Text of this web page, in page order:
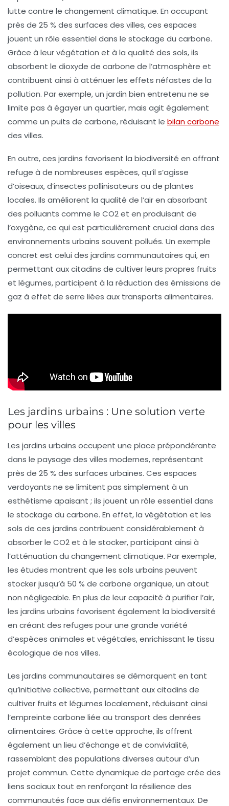
lutte contre le changement climatique. En occupant
près de 25 % des surfaces des villes, ces espaces
jouent un rôle essentiel dans le stockage du carbone.
Grâce à leur végétation et à la qualité des sols, ils
absorbent le dioxyde de carbone de l’atmosphère et
contribuent ainsi à atténuer les effets néfastes de la
pollution. Par exemple, un jardin bien entretenu ne se
limite pas à égayer un quartier, mais agit également
comme un puits de carbone, réduisant le bilan carbone
des villes.
En outre, ces jardins favorisent la biodiversité en offrant
refuge à de nombreuses espèces, qu’il s’agisse
d’oiseaux, d’insectes pollinisateurs ou de plantes
locales. Ils améliorent la qualité de l’air en absorbant
des polluants comme le CO2 et en produisant de
l’oxygène, ce qui est particulièrement crucial dans des
environnements urbains souvent pollués. Un exemple
concret est celui des jardins communautaires qui, en
permettant aux citadins de cultiver leurs propres fruits
et légumes, participent à la réduction des émissions de
gaz à effet de serre liées aux transports alimentaires.
Les jardins urbains : Une solution verte
pour les villes
Les jardins urbains occupent une place prépondérante
dans le paysage des villes modernes, représentant
près de 25 % des surfaces urbaines. Ces espaces
verdoyants ne se limitent pas simplement à un
esthétisme apaisant ; ils jouent un rôle essentiel dans
le stockage du carbone. En effet, la végétation et les
sols de ces jardins contribuent considérablement à
absorber le CO2et à le stocker, participant ainsi à
l’atténuation du changement climatique. Par exemple,
les études montrent que les sols urbains peuvent
stocker jusqu’à 50 % de carbone organique, un atout
non négligeable. En plus de leur capacité à purifier l’air,
les jardins urbains favorisent également la biodiversité
en créant des refuges pour une grande variété
d’espèces animales et végétales, enrichissant le tissu
écologique de nos villes.
Les jardins communautaires se démarquent en tant
qu’initiative collective, permettant aux citadins de
cultiver fruits et légumes localement, réduisant ainsi
l’empreinte carbone liée au transport des denrées
alimentaires. Grâce à cette approche, ils offrent
également un lieu d’échange et de convivialité,
rassemblant des populations diverses autour d’un
projet commun. Cette dynamique de partage crée des
liens sociaux tout en renforçant la résilience des
communautés face aux défis environnementaux. De